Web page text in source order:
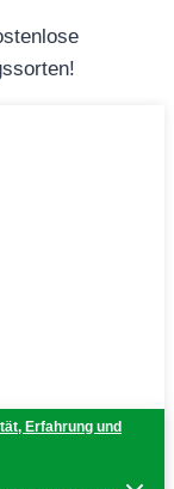
Erfahrung und